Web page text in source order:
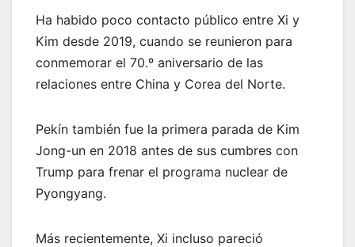
Ha habido poco contacto público entre Xi y
Kim desde 2019, cuando se reunieron para
conmemorar el 70.º aniversario de las
relaciones entre China y Corea del Norte.
Pekín también fue la primera parada de Kim
Jong-un en 2018 antes de sus cumbres con
Trump para frenar el programa nuclear de
Pyongyang.
Más recientemente, Xi incluso pareció